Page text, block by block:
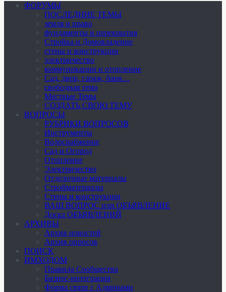
ФОРУМЫ
ПОСЛЕДНИЕ ТЕМЫ
земля и право
фундаменты и перекрытия
Стройка и Домовладение
стены и конструкции
электричество
коммуникации и отопление
Cад, двор, гараж, баня…
свободная тема
Местные Темы
СОЗДАТЬ СВОЮ ТЕМУ
ВОПРОСЫ
РУБРИКИ ВОПРОСОВ
Инструменты
Водоснабжение
Сад и Огород
Отопление
Электричество
Отделочные материалы
Стройматериалы
Стены и конструкции
ВАШ ВОПРОС или ОБЪЯВЛЕНИЕ
Доска ОБЪЯВЛЕНИЙ
АРХИВЫ
Архив новостей
Архив опросов
ПОИСК
ИМХОДОМ
Правила Сообщества
Бизнес-интеграция
Форма связи с Админами